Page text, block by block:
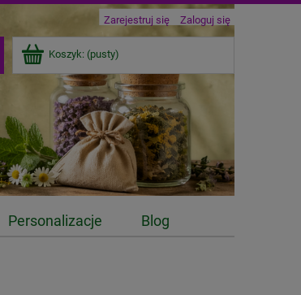
Zarejestruj się Zaloguj się
Koszyk: (pusty)
Personalizacje Blog